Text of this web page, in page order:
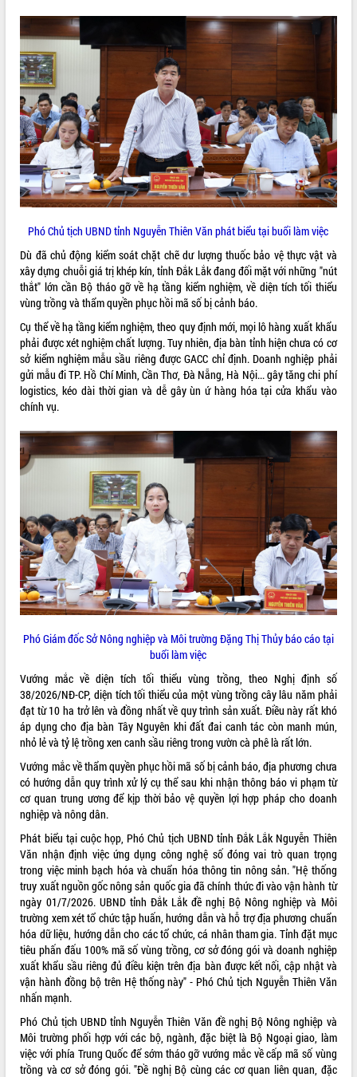
VIDEO
Trailer Lễ hội Sầu riêng Đắk Lắk năm
2026
và tặng quà người dân xã Cư Pui
Hội nghị UBND tỉnh Đắk Lắk thường kỳ
tháng 7/2026
Lễ truy tặng danh hiệu “Bà Mẹ Việt
Nam Anh hùng” và trao Huân chương
Lao động
UBND tỉnh Đắk Lắk triển khai nhiệm
vụ 6 tháng cuối năm 2026
Kỳ họp thứ Hai, Hội đồng nhân dân
tỉnh khóa XI quyết nghị nhiều nội dung
quan trọng
Bí thư Tỉnh ủy Lương Nguyễn Minh
Triết thăm, tặng quà người có công với
cách mạng
Rà soát, hoàn thiện hệ thống thiết chế
văn hóa, thể thao đáp ứng yêu cầu
phát triển mới
Thường trực HĐND tỉnh Đắk Lắk gặp
mặt Đoàn chuyên gia y tế TP. Hồ Chí
Minh
Lễ truy điệu và an táng hài cốt liệt sĩ
tại Nghĩa trang Liệt sĩ xã Sơn Hòa
xuất khẩu sầu riêng và triển khai quy
Thứ trưởng Bộ Nông nghiệp và Môi
trường Nguyễn Hoàng Hiệp khảo sát
vùng trồng và doanh nghiệp đóng gói
sầu riêng tại Đắk Lắk
Trình diễn nghệ thuật chế biến các
món ăn từ sầu riêng
Đắk Lắk công bố Quy hoạch và xúc
tiến đầu tư tỉnh
Ngành cá ngừ Đắk Lắk chủ động thích
ứng để giữ vững thị trường xuất khẩu
Diễn đàn Kinh tế tư nhân Việt Nam đột
phá cơ chế - Hợp tác công tư
Đề án 06 tạo bước ngoặt đột phá trong
cải cách hành chính tỉnh Đắk Lắk
Kết nối tour, đẩy mạnh chuyển đổi số
để phát triển du lịch Đắk Lắk
Khởi động Dự án Đầu tư xây dựng hạ
tầng kỹ thuật Cụm công nghiệp Tân
Tiến
niệm 101 năm Ngày Báo chí Cách
mạng Việt Nam
Đắk Lắk sơ kết 4 năm triển khai thực
ALBUM ẢNH
LIÊN KẾT WEB
THỐNG KÊ TRUY CẬP
Hôm nay:
18932
Tất cả: 66104600
Phó Chủ tịch UBND tỉnh Nguyễn Thiên Văn phát biểu tại buổi làm việc
Dù đã chủ động kiểm soát chặt chẽ dư lượng thuốc bảo vệ thực vật và
xây dựng chuỗi giá trị khép kín, tỉnh Đắk Lắk đang đối mặt với những "nút
thắt" lớn cần Bộ tháo gỡ về hạ tầng kiểm nghiệm, về diện tích tối thiểu
vùng trồng và thẩm quyền phục hồi mã số bị cảnh báo.
Cụ thể về hạ tầng kiểm nghiệm, theo quy định mới, mọi lô hàng xuất khẩu
phải được xét nghiệm chất lượng. Tuy nhiên, địa bàn tỉnh hiện chưa có cơ
sở kiểm nghiệm mẫu sầu riêng được GACC chỉ định. Doanh nghiệp phải
gửi mẫu đi TP. Hồ Chí Minh, Cần Thơ, Đà Nẵng, Hà Nội... gây tăng chi phí
logistics, kéo dài thời gian và dễ gây ùn ứ hàng hóa tại cửa khẩu vào
chính vụ.
Phó Giám đốc Sở Nông nghiệp và Môi trường Đặng Thị Thủy báo cáo tại
buổi làm việc
Vướng mắc về diện tích tối thiểu vùng trồng, theo Nghị định số
38/2026/NĐ-CP, diện tích tối thiểu của một vùng trồng cây lâu năm phải
đạt từ 10 ha trở lên và đồng nhất về quy trình sản xuất. Điều này rất khó
áp dụng cho địa bàn Tây Nguyên khi đất đai canh tác còn manh mún,
nhỏ lẻ và tỷ lệ trồng xen canh sầu riêng trong vườn cà phê là rất lớn.
Vướng mắc về thẩm quyền phục hồi mã số bị cảnh báo, địa phương chưa
có hướng dẫn quy trình xử lý cụ thể sau khi nhận thông báo vi phạm từ
cơ quan trung ương để kịp thời bảo vệ quyền lợi hợp pháp cho doanh
nghiệp và nông dân.
Phát biểu tại cuộc họp, Phó Chủ tịch UBND tỉnh Đắk Lắk Nguyễn Thiên
Văn nhận định việc ứng dụng công nghệ số đóng vai trò quan trọng
trong việc minh bạch hóa và chuẩn hóa thông tin nông sản. "Hệ thống
truy xuất nguồn gốc nông sản quốc gia đã chính thức đi vào vận hành từ
ngày 01/7/2026. UBND tỉnh Đắk Lắk đề nghị Bộ Nông nghiệp và Môi
trường xem xét tổ chức tập huấn, hướng dẫn và hỗ trợ địa phương chuẩn
hóa dữ liệu, hướng dẫn cho các tổ chức, cá nhân tham gia. Tỉnh đặt mục
tiêu phấn đấu 100% mã số vùng trồng, cơ sở đóng gói và doanh nghiệp
xuất khẩu sầu riêng đủ điều kiện trên địa bàn được kết nối, cập nhật và
vận hành đồng bộ trên Hệ thống này" - Phó Chủ tịch Nguyễn Thiên Văn
nhấn mạnh.
Phó Chủ tịch UBND tỉnh Nguyễn Thiên Văn đề nghị Bộ Nông nghiệp và
Môi trường phối hợp với các bộ, ngành, đặc biệt là Bộ Ngoại giao, làm
việc với phía Trung Quốc để sớm tháo gỡ vướng mắc về cấp mã số vùng
trồng và cơ sở đóng gói."Đề nghị Bộ cùng các cơ quan liên quan, đặc